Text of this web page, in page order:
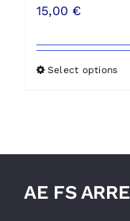
15,00 €
Select options
AE FS